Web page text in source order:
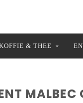
& THEE
MALBEC